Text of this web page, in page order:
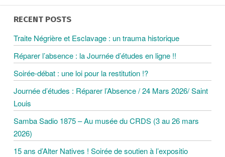
A
V
I
G
A
T
RECENT POSTS
Traite Négrière et Esclavage : un trauma historique
Réparer l’absence : la Journée d’études en ligne !!
Soirée-débat : une loi pour la restitution !?
Journée d’études : Réparer l’Absence / 24 Mars 2026/ Saint
Louis
Samba Sadio 1875 – Au musée du CRDS (3 au 26 mars
2026)
15 ans d’Alter Natives ! Soirée de soutien à l’expositio